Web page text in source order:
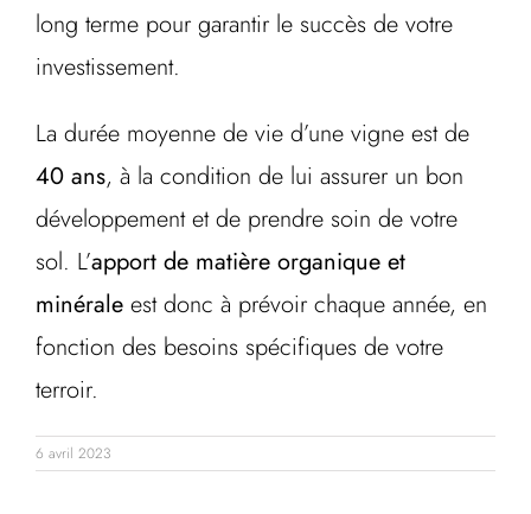
long terme pour garantir le succès de votre
investissement.
La durée moyenne de vie d’une vigne est de
40 ans, à la condition de lui assurer un bon
développement et de prendre soin de votre
sol. L’apport de matière organique et
minérale est donc à prévoir chaque année, en
fonction des besoins spécifiques de votre
terroir.
6 avril 2023